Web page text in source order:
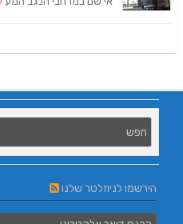
הירשמו לניוזלטר שלנו